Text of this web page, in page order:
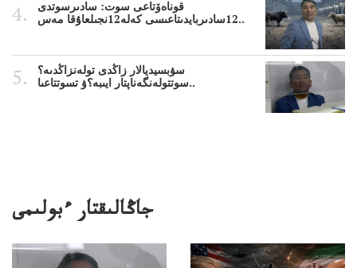
قوناەۆتاعى سوت: سادىرسوتدى
12سادىربايدىتاعىسى كەلە12نجىلعاۇقا مەس..
سۋبسيديالار زاڭدى تولەنزاڭدىە؟
سوتتولەنگەناپتار ايىبە؟ۋ تسوتتاعىا..
جاڭالىقتار ءبولىمى